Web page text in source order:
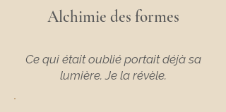
Alchimie des formes
Ce qui était oublié portait déjà sa
lumière. Je la révèle.